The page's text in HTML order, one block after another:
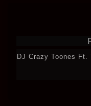
DJ Crazy Toones